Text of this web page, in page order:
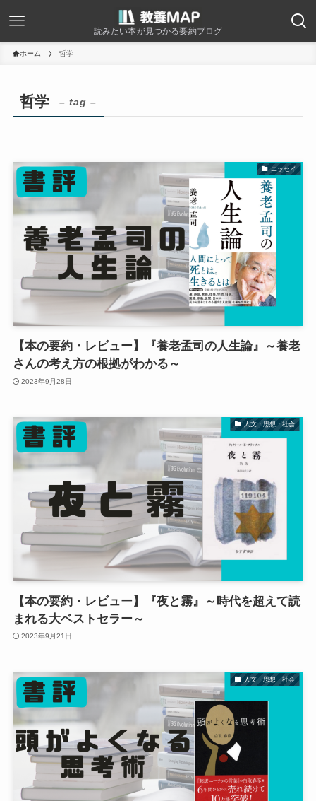
読みたい本が見つかる要約ブログ
ホーム 哲学
哲学 – tag –
エッセイ
【本の要約・レビュー】『養老孟司の人生論』～養老
さんの考え方の根拠がわかる～
2023年9月28日
人文・思想・社会
【本の要約・レビュー】『夜と霧』～時代を超えて読
まれる大ベストセラー～
2023年9月21日
人文・思想・社会